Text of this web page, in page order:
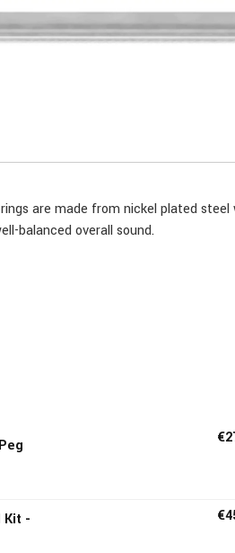
are made from nickel plated
balanced overall sound.
Kit -